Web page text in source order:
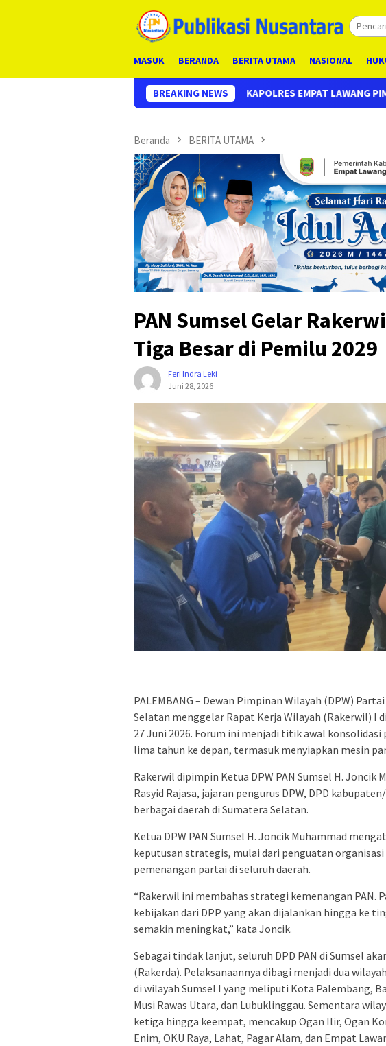
MASUK BERANDA BERITA UTAMA NASIONAL
BREAKING NEWS
KAPOLRES EMPAT LAWANG PIMPIN UPACARA SERAH TERIMA
Beranda BERITA UTAMA
PAN Sumsel Gelar
Tiga Besar di Pemilu 2029
Feri Indra Leki
Juni 28, 2026
PALEMBANG – Dewan Pimpinan Wilayah (DPW)
Selatan menggelar Rapat Kerja Wilayah (Rakerwil) I
27 Juni 2026. Forum ini menjadi titik awal
lima tahun ke depan, termasuk menyiapkan mesin
Rakerwil dipimpin Ketua DPW PAN Sumsel H. Joncik
Rasyid Rajasa, jajaran pengurus DPW, DPD
berbagai daerah di Sumatera Selatan.
Ketua DPW PAN Sumsel H. Joncik Muhammad
keputusan strategis, mulai dari penguatan
pemenangan partai di seluruh daerah.
“Rakerwil ini membahas strategi kemenangan PAN.
kebijakan dari DPP yang akan dijalankan hingga ke
semakin meningkat,” kata Joncik.
Sebagai tindak lanjut, seluruh DPD PAN di Sumsel
(Rakerda). Pelaksanaannya dibagi menjadi dua
di wilayah Sumsel I yang meliputi Kota Palembang,
Musi Rawas Utara, dan Lubuklinggau. Sementara
ketiga hingga keempat, mencakup Ogan Ilir, Ogan
Enim, OKU Raya, Lahat, Pagar Alam, dan Empat